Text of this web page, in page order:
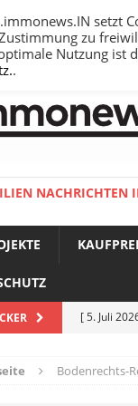
IMPRESSUM
NACHRICHTEN
[ 5. Juli
[ 14. Juni
Bodenrechts-
setzt
zu
Nutzung ist
.